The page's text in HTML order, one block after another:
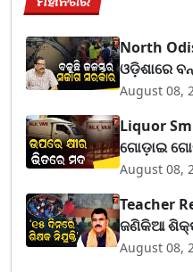
North
ଓଡ଼ିଶାରେ
August 08,
Liquor
ଗୋଡ଼ାଇ
August 08,
Teacher
ଜଣିକିଆ
August 08,